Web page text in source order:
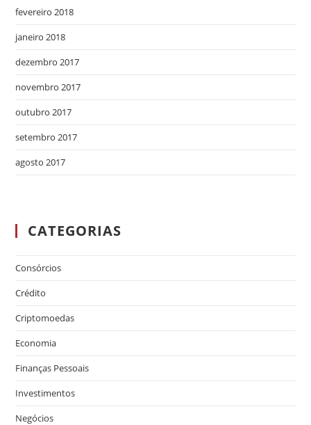
fevereiro 2018
janeiro 2018
dezembro 2017
novembro 2017
outubro 2017
setembro 2017
agosto 2017
CATEGORIAS
Consórcios
Crédito
Criptomoedas
Economia
Finanças Pessoais
Investimentos
Negócios